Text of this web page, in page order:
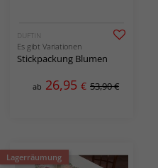
DUFTIN
Es gibt Variationen
Stickpackung Blumen
ab 26,95 € 53,90 €
Lagerräumung